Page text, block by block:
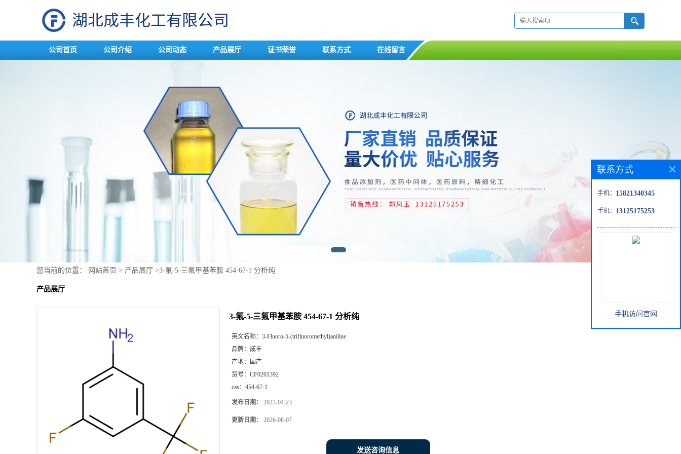
公司首页 公司介绍 公司动态 产品展厅 证书荣誉 联系方式 在线留言
您当前的位置： 网站首页 > 产品展厅 >3-氟-5-三氟甲基苯胺 454-67-1 分析纯
产品展厅
3-氟-5-三氟甲基苯胺 454-67-1 分析纯
英文名称： 3-Fluoro-5-(trifluoromethyl)aniline
品牌： 成丰
产地：
国产
货号： CF0201392
cas： 454-67-1
发布日期： 2023-04-23
更新日期： 2026-08-07
发送咨询信息
联系方式
手机： 15821340345
手机： 13125175253
手机访问官网